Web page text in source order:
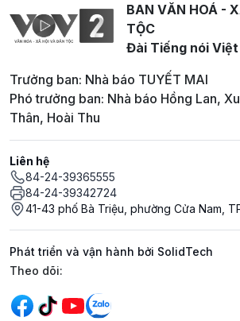
BAN VĂN HOÁ -
TỘC
Đài Tiếng nói Việt
Trưởng ban: Nhà báo TUYẾT MAI
Phó trưởng ban: Nhà báo Hồng Lan,
Thân, Hoài Thu
Liên hệ
84-24-39365555
84-24-39342724
41-43 phố Bà Triệu, phường Cửa Nam,
Phát triển và vận hành bởi SolidTech
Mạng xã hội
Theo dõi: